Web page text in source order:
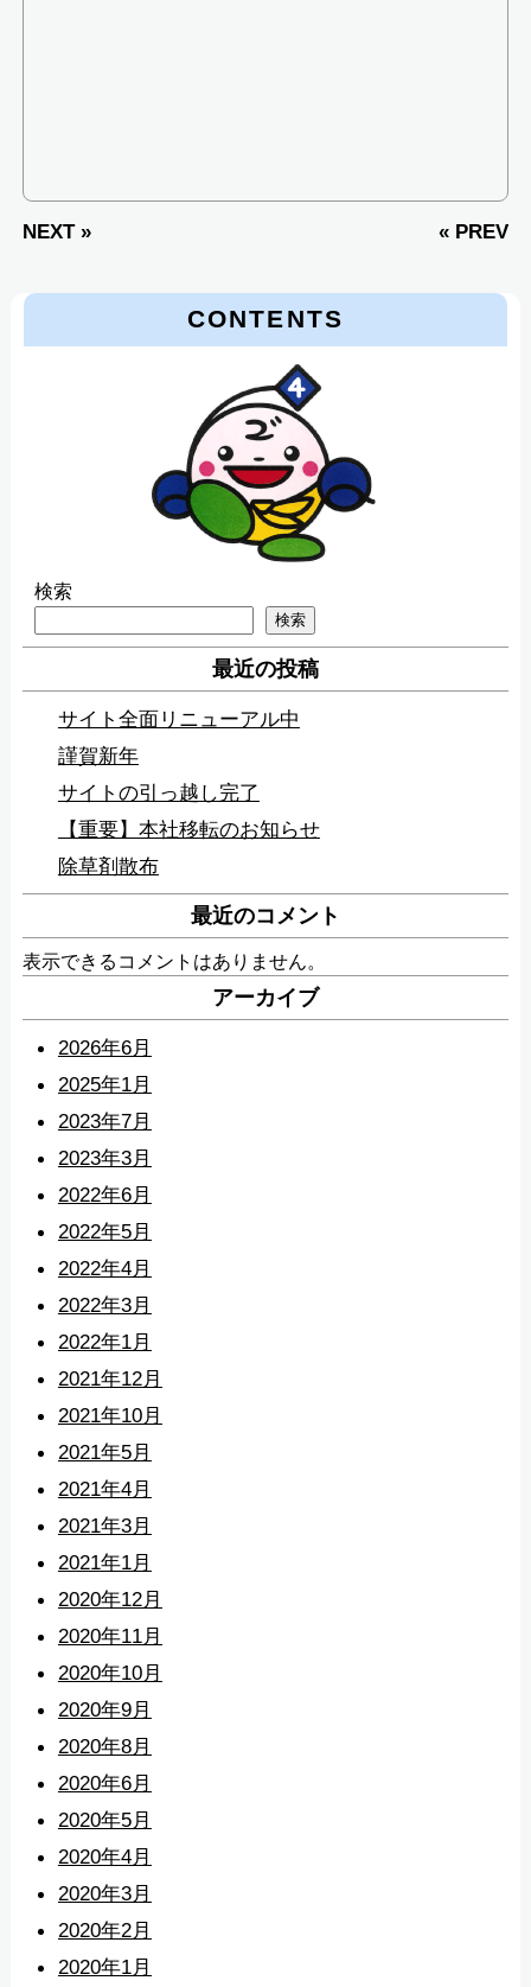
« PREV
NEXT »
CONTENTS
検索
検索
最近の投稿
サイト全面リニューアル中
謹賀新年
サイトの引っ越し完了
【重要】本社移転のお知らせ
除草剤散布
最近のコメント
表示できるコメントはありません。
アーカイブ
2026年6月
2025年1月
2023年7月
2023年3月
2022年6月
2022年5月
2022年4月
2022年3月
2022年1月
2021年12月
2021年10月
2021年5月
2021年4月
2021年3月
2021年1月
2020年12月
2020年11月
2020年10月
2020年9月
2020年8月
2020年6月
2020年5月
2020年4月
2020年3月
2020年2月
2020年1月